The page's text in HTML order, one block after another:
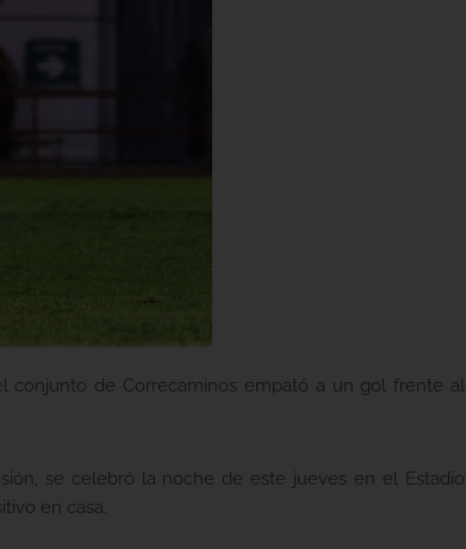
conjunto de Correcaminos empató a un gol frente al
se celebró la noche de este jueves en el Estadio
en casa.